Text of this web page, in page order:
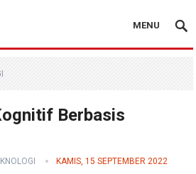
MENU
Berbasis
KAMIS, 15 SEPTEMBER 2022